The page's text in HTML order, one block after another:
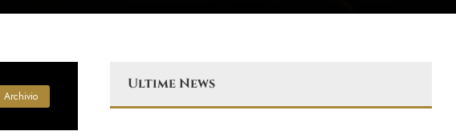
Archivio
Ultime News